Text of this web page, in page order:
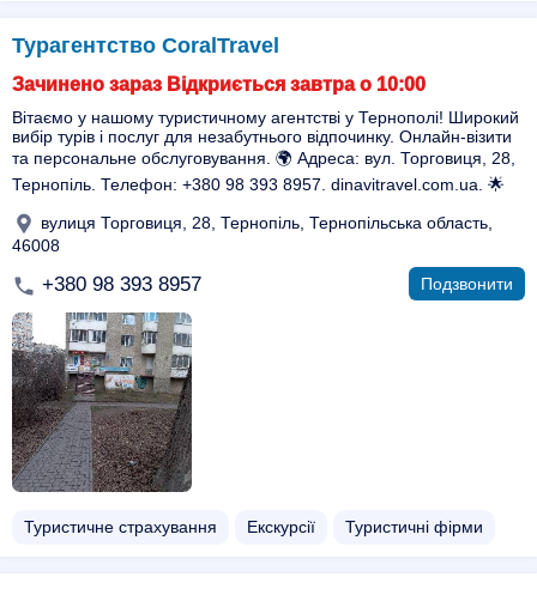
Турагентство CoralTravel
Зачинено зараз Відкриється завтра о 10:00
Вітаємо у нашому туристичному агентстві у Тернополі! Широкий
вибір турів і послуг для незабутнього відпочинку. Онлайн-візити
та персональне обслуговування. 🌍 Адреса: вул. Торговиця, 28,
Тернопіль. Телефон: +380 98 393 8957. dinavitravel.com.ua. 🌟
вулиця Торговиця, 28, Тернопіль, Тернопільська область,
46008
+380 98 393 8957 Подзвонити
Туристичне страхування Екскурсії Туристичні фірми